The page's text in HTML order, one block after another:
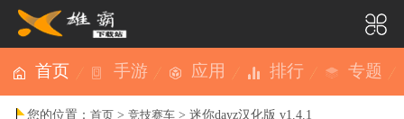
首页 手游 应用 排行 专题
您的位置：首页 >竞技赛车 > 迷你dayz汉化版 v1.4.1